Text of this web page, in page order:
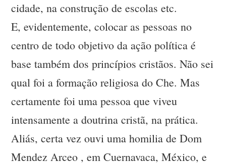
cidade, na construção de escolas etc.
E, evidentemente, colocar as pessoas no
centro de todo objetivo da ação política é
base também dos princípios cristãos. Não sei
qual foi a formação religiosa do Che. Mas
certamente foi uma pessoa que viveu
intensamente a doutrina cristã, na prática.
Aliás, certa vez ouvi uma homilia de Dom
Mendez Arceo , em Cuernavaca, México, e